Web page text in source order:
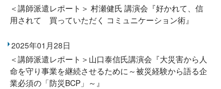
＜講師派遣レポート＞ 村瀬健氏 講演会『好かれて、信
用されて 買っていただく コミュニケーション術』
2025年01月28日
＜講師派遣レポート＞山口泰信氏講演会『大災害から人
命を守り事業を継続させるために～被災経験から語る企
業必須の「防災BCP」～』